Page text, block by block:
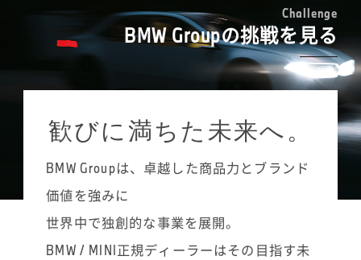
もうれしかったですね。
故障探求をする際には、「絶対これだろう」
と決めつけると重要なものを見逃してしまう
ことがあるので、「多分これかな」というく
らいに留めて進めるようにしています。めず
し、冊子にして後輩たちにも渡しています。
かと身にしみて感じたのを覚えています。
教育プログラムの充実ぶりは予想以上でし
た。MINIの独自資格の頂点・マイスターを目
指す各段階で、レベルに合った様々な研修が
設定されていて、やる気次第でどんどん知識
ステップアップを目指す楽しさややりがいが
あり、自分の仕事への誇りを持てるのがマイ
スター制度の良さだと思います。
と思っています。このオーバーオールを着る
ことで、MINIのテクニシャンであるという誇
りを感じることができます。
MINIのテクニシャンは試験を受けることで、
ジュニア・テクニシャンからMINIテクニシャ
して最高峰であるMINIマイスターへと昇格す
ることができます。まずは着実にMINIテクニ
シャンに昇格し、将来的にはMINIシニア・テ
クニシャンやMINIマイスターを目指したいで
すね。かなり勉強しないと難しいですが、い
つかは背中に「MINI MEISTER」と書かれたオ
ーバーオールを着るのが目標です。
Challenge
BMW Groupの挑戦を見る
歓びに満ちた未来へ。
BMW Groupは、卓越した商品力とブランド
価値を強みに
世界中で独創的な事業を展開。
BMW / MINI正規ディーラーはその目指す未